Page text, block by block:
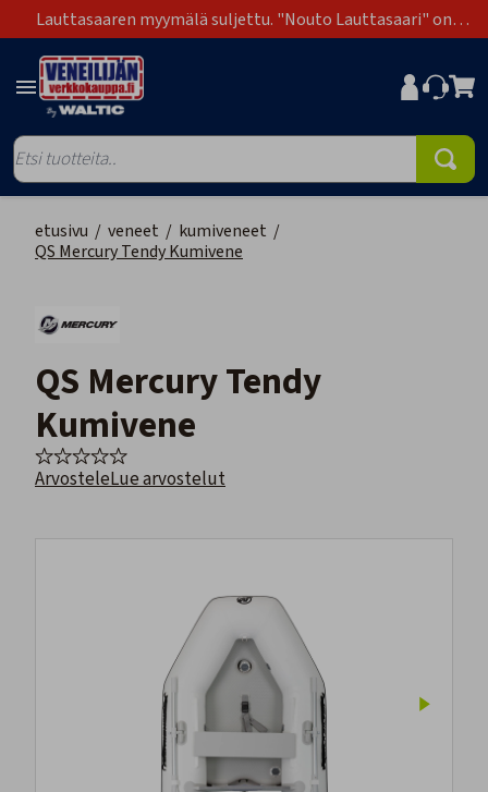
Lauttasaaren myymälä suljettu. "Nouto Lauttasaari" on
poistunut toimitustapavaihtoehdoista.
etusivu / veneet / kumiveneet /
QS Mercury Tendy Kumivene
QS Mercury Tendy
Kumivene
ArvosteleLue arvostelut